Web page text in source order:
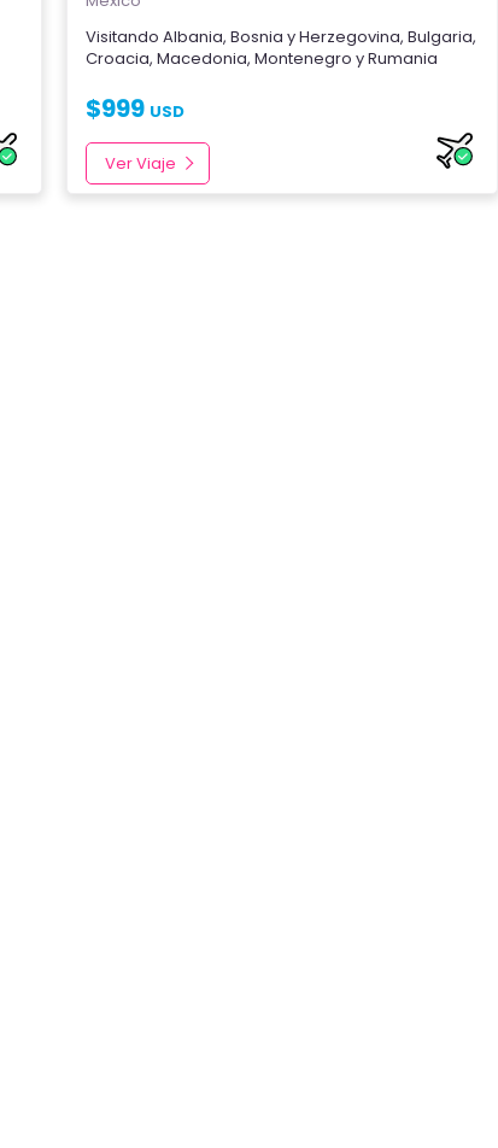
Visitando Albania, Bosnia y Herzegovina, Bulgaria,
Croacia, Macedonia, Montenegro yRumania
$999 USD
Ver Viaje